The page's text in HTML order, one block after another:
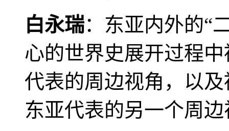
白永瑞：东亚内外的“
心的世界史展开过程
代表的周边视角，以
东亚代表的另一个周